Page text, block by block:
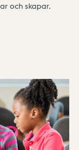
och skapar.